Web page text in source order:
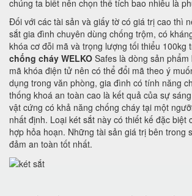
chúng ta biết nên chọn thể tích bao nhiêu là
Đối với các tài sản và giấy tờ có giá trị cao thì
sắt gia đình chuyên dùng chống trộm, có
khóa cơ đỗi mã và trọng lượng tối thiểu 100kg
chống cháy WELKO Safes là dòng sản
mã khóa điện tử nên có thể đổi mã theo ý
dụng trong văn phòng, gia đình có tính năng
thống khoá an toàn cao là kết quả của sự
vật cứng có khả năng chống cháy tại một
nhất định. Loại két sắt này có thiết kế đặc biệt
hợp hỏa hoạn. Những tài sản giá trị bên trong
đảm an toàn tốt nhất.